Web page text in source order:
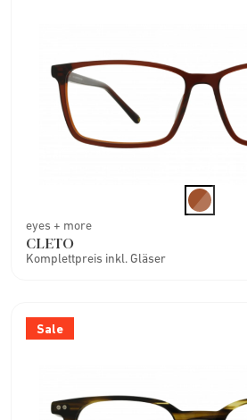
eyes + more
CLETO
Komplettpreis inkl. Gläser
Sale